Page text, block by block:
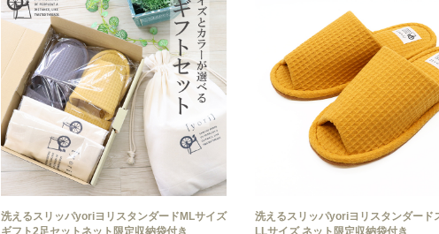
洗えるスリッパyoriヨリスタンダードMLサイズ
洗えるスリッパyoriヨリスタンダード